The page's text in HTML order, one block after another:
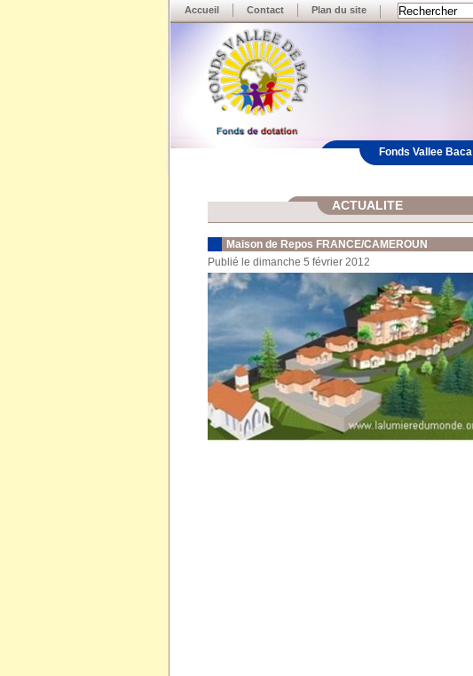
Accueil Contact Plan du site
Fonds Vallee Baca
ACTUALITE
Maison de Repos FRANCE/CAMEROUN
Publié le dimanche 5 février 2012